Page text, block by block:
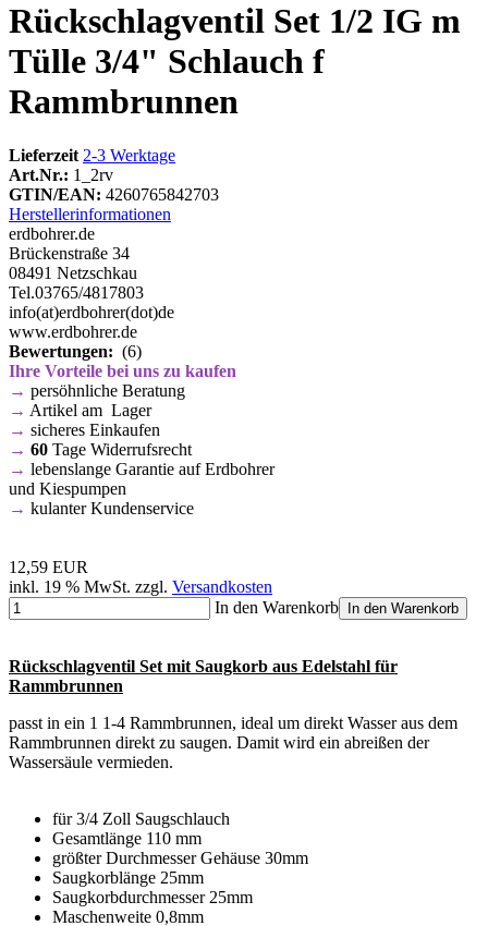
Rückschlagventil Set 1/2 IG m
Tülle 3/4" Schlauch f
Rammbrunnen
Lieferzeit 2-3 Werktage
Art.Nr.: 1_2rv
GTIN/EAN: 4260765842703
Herstellerinformationen
erdbohrer.de
Brückenstraße 34
08491 Netzschkau
Tel.03765/4817803
info(at)erdbohrer(dot)de
www.erdbohrer.de
Bewertungen: (6)
Ihre Vorteile bei uns zu kaufen
→ persöhnliche Beratung
→ Artikel am Lager
→ sicheres Einkaufen
→ 60 Tage Widerrufsrecht
→ lebenslange Garantie auf Erdbohrer
und Kiespumpen
→ kulanter Kundenservice
12,59 EUR
inkl. 19 % MwSt. zzgl. Versandkosten
In den Warenkorb
In den Warenkorb
Rückschlagventil Set mit Saugkorb aus Edelstahl für
Rammbrunnen
passt in ein 1 1-4 Rammbrunnen, ideal um direkt Wasser aus dem
Rammbrunnen direkt zu saugen. Damit wird ein abreißen der
Wassersäule vermieden.
für 3/4 Zoll Saugschlauch
Gesamtlänge 110 mm
größter Durchmesser Gehäuse 30mm
Saugkorblänge 25mm
Saugkorbdurchmesser 25mm
Maschenweite 0,8mm